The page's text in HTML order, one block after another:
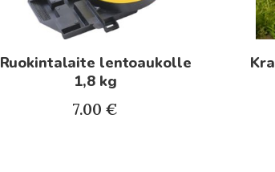
Ruokintalaite lentoaukolle
1,8 kg
7.00 €